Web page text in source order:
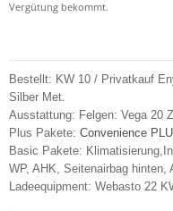
Vergütung bekommt.
Bestellt: KW 10 / Privatkauf
Silber Met.
Ausstattung: Felgen: Vega 20
Plus Pakete: Convenience
Basic Pakete:
WP, AHK, Seitenairbag
Ladeequipment: Webasto 22